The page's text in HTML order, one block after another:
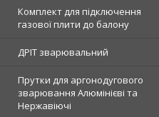
Комплект для підключення
газової плити до балону
ДРІТ зварювальний
Прутки для аргонодугового
зварювання Алюмінієві та
Нержавіючі